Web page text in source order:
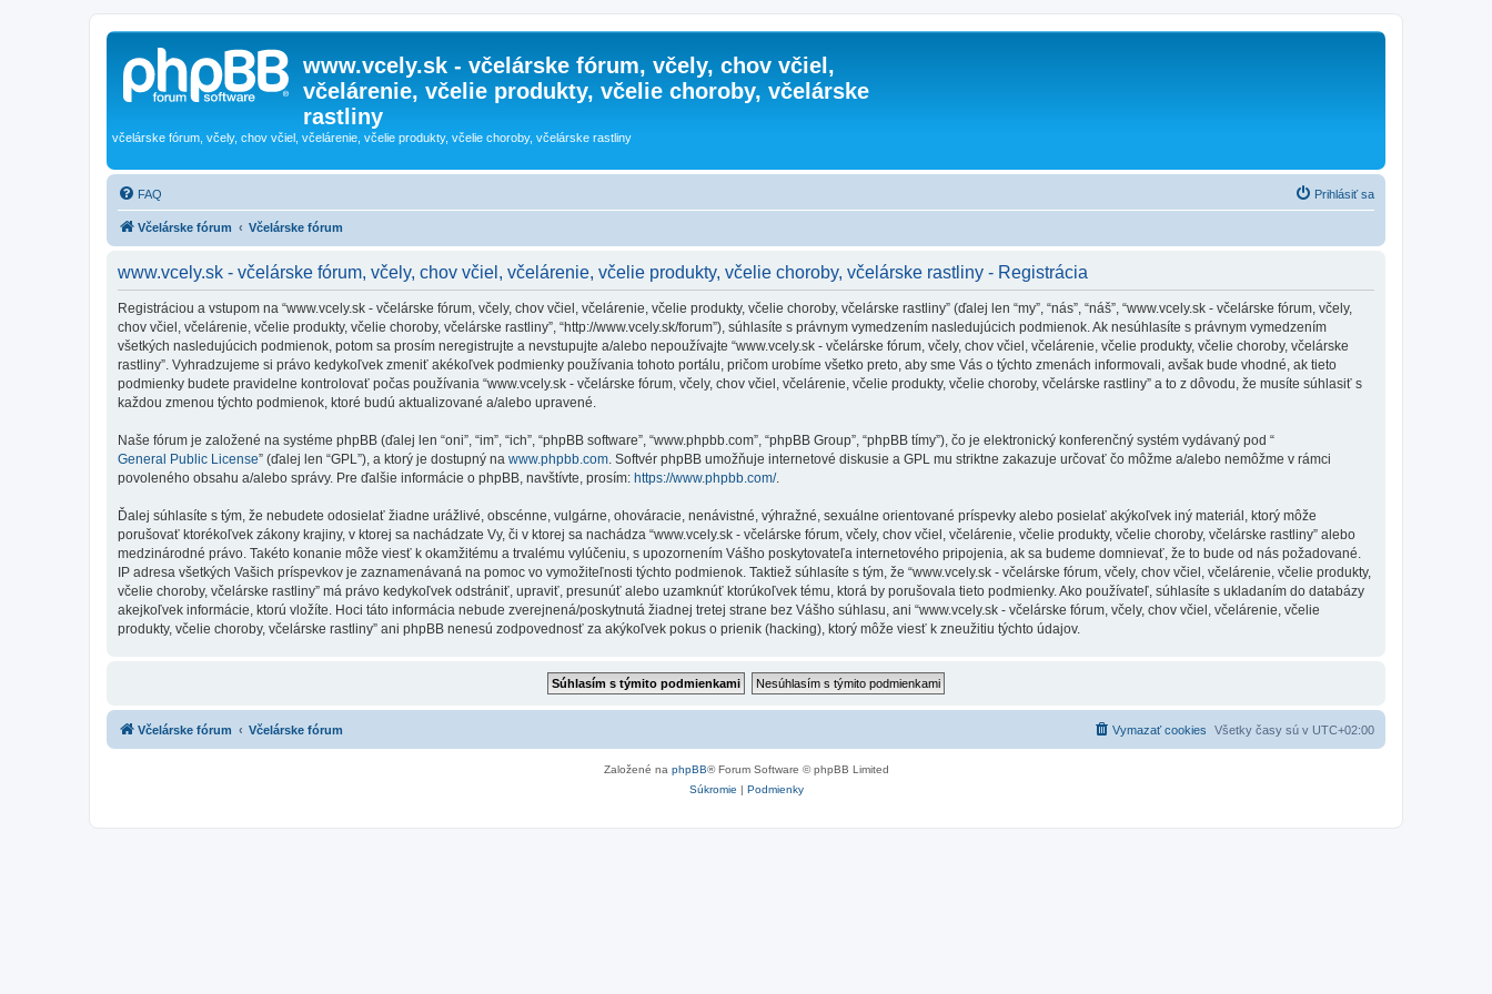
www.vcely.sk - včelárske fórum, včely, chov včiel,
včelárenie, včelie produkty, včelie choroby, včelárske
rastliny
včelárske fórum, včely, chov včiel, včelárenie, včelie produkty, včelie choroby, včelárske rastliny
FAQ Prihlásiť sa
Včelárske fórum Včelárske fórum
www.vcely.sk - včelárske fórum, včely, chov včiel, včelárenie, včelie produkty, včelie choroby, včelárske rastliny - Registrácia
Registráciou a vstupom na “www.vcely.sk - včelárske fórum, včely, chov včiel, včelárenie, včelie produkty, včelie choroby, včelárske rastliny” (ďalej len “my”, “nás”, “náš”, “www.vcely.sk - včelárske fórum, včely,
chov včiel, včelárenie, včelie produkty, včelie choroby, včelárske rastliny”, “http://www.vcely.sk/forum”), súhlasíte s právnym vymedzením nasledujúcich podmienok. Ak nesúhlasíte s právnym vymedzením
všetkých nasledujúcich podmienok, potom sa prosím neregistrujte a nevstupujte a/alebo nepoužívajte “www.vcely.sk - včelárske fórum, včely, chov včiel, včelárenie, včelie produkty, včelie choroby, včelárske
rastliny”. Vyhradzujeme si právo kedykoľvek zmeniť akékoľvek podmienky používania tohoto portálu, pričom urobíme všetko preto, aby sme Vás o týchto zmenách informovali, avšak bude vhodné, ak tieto
podmienky budete pravidelne kontrolovať počas používania “www.vcely.sk - včelárske fórum, včely, chov včiel, včelárenie, včelie produkty, včelie choroby, včelárske rastliny” a to z dôvodu, že musíte súhlasiť s
každou zmenou týchto podmienok, ktoré budú aktualizované a/alebo upravené.
Naše fórum je založené na systéme phpBB (ďalej len “oni”, “im”, “ich”, “phpBB software”, “www.phpbb.com”, “phpBB Group”, “phpBB tímy”), čo je elektronický konferenčný systém vydávaný pod “
General Public License” (ďalej len “GPL”), a ktorý je dostupný na www.phpbb.com . Softvér phpBB umožňuje internetové diskusie a GPL mu striktne zakazuje určovať čo môžme a/alebo nemôžme v rámci
povoleného obsahu a/alebo správy. Pre ďalšie informácie o phpBB, navštívte, prosím: https://www.phpbb.com/.
Ďalej súhlasíte s tým, že nebudete odosielať žiadne urážlivé, obscénne, vulgárne, ohováracie, nenávistné, výhražné, sexuálne orientované príspevky alebo posielať akýkoľvek iný materiál, ktorý môže
porušovať ktorékoľvek zákony krajiny, v ktorej sa nachádzate Vy, či v ktorej sa nachádza “www.vcely.sk - včelárske fórum, včely, chov včiel, včelárenie, včelie produkty, včelie choroby, včelárske rastliny” alebo
medzinárodné právo. Takéto konanie môže viesť k okamžitému a trvalému vylúčeniu, s upozornením Vášho poskytovateľa internetového pripojenia, ak sa budeme domnievať, že to bude od nás požadované.
IP adresa všetkých Vašich príspevkov je zaznamenávaná na pomoc vo vymožiteľnosti týchto podmienok. Taktiež súhlasíte s tým, že “www.vcely.sk - včelárske fórum, včely, chov včiel, včelárenie, včelie produkty,
včelie choroby, včelárske rastliny” má právo kedykoľvek odstrániť, upraviť, presunúť alebo uzamknúť ktorúkoľvek tému, ktorá by porušovala tieto podmienky. Ako používateľ, súhlasíte s ukladaním do databázy
akejkoľvek informácie, ktorú vložíte. Hoci táto informácia nebude zverejnená/poskytnutá žiadnej tretej strane bez Vášho súhlasu, ani “www.vcely.sk - včelárske fórum, včely, chov včiel, včelárenie, včelie
produkty, včelie choroby, včelárske rastliny” ani phpBB nenesú zodpovednosť za akýkoľvek pokus o prienik (hacking), ktorý môže viesť k zneužitiu týchto údajov.
Včelárske fórum Včelárske fórum Všetky časy sú v UTC+02:00
Vymazať cookies
Založené na phpBB® Forum Software © phpBB Limited
Súkromie | Podmienky